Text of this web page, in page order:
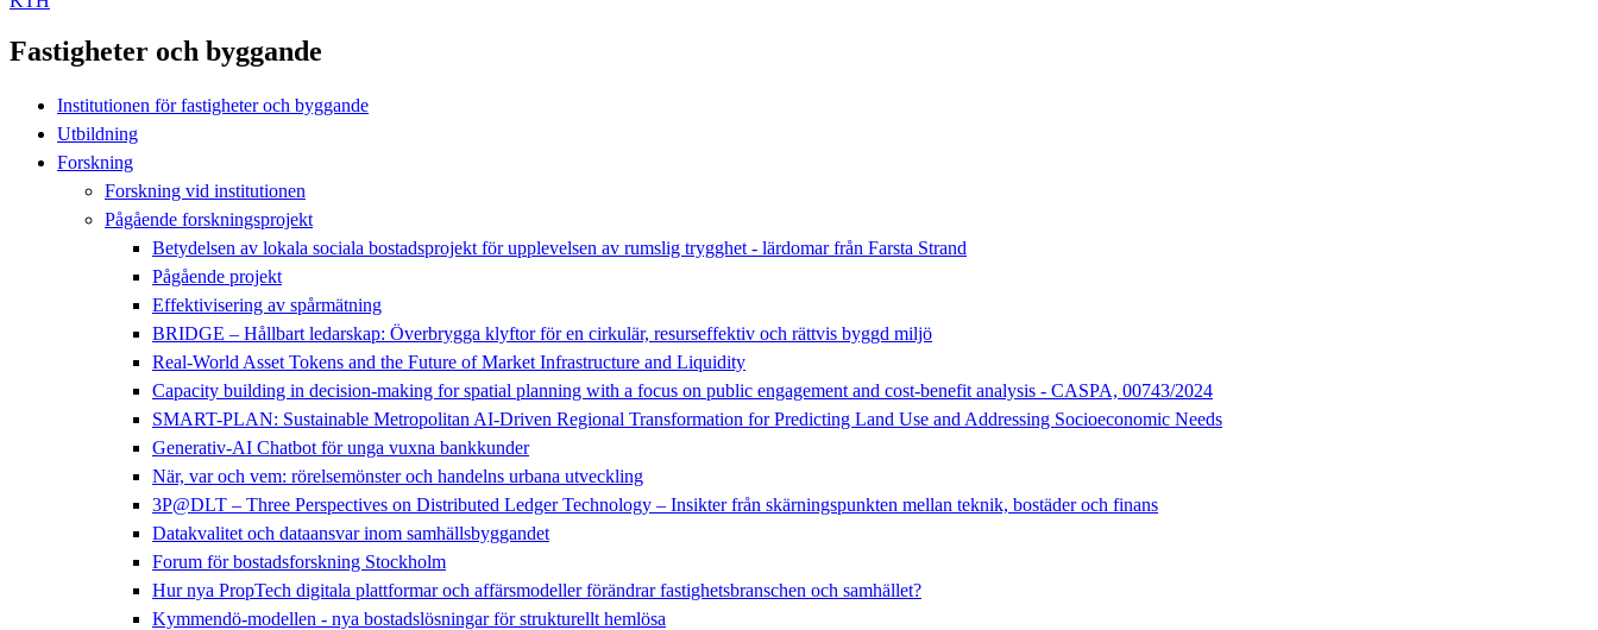
Fastigheter och byggande
Institutionen för fastigheter och byggande
Utbildning
Forskning
Forskning vid institutionen
Pågående forskningsprojekt
Betydelsen av lokala sociala bostadsprojekt för upplevelsen av rumslig trygghet - lärdomar från Farsta Strand
Pågående projekt
Effektivisering av spårmätning
BRIDGE – Hållbart ledarskap: Överbrygga klyftor för en cirkulär, resurseffektiv och rättvis byggd miljö
Real-World Asset Tokens and the Future of Market Infrastructure and Liquidity
Capacity building in decision-making for spatial planning with a focus on public engagement and cost-benefit analysis - CASPA, 00743/2024
SMART-PLAN: Sustainable Metropolitan AI-Driven Regional Transformation for Predicting Land Use and Addressing Socioeconomic Needs
Generativ-AI Chatbot för unga vuxna bankkunder
När, var och vem: rörelsemönster och handelns urbana utveckling
3P@DLT – Three Perspectives on Distributed Ledger Technology – Insikter från skärningspunkten mellan teknik, bostäder och finans
Datakvalitet och dataansvar inom samhällsbyggandet
Forum för bostadsforskning Stockholm
Hur nya PropTech digitala plattformar och affärsmodeller förändrar fastighetsbranschen och samhället?
Kymmendö-modellen - nya bostadslösningar för strukturellt hemlösa